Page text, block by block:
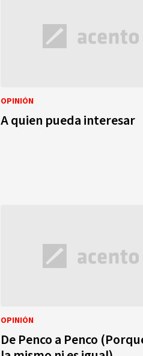
OPINIÓN
A quien pueda interesar
OPINIÓN
De Penco a Penco